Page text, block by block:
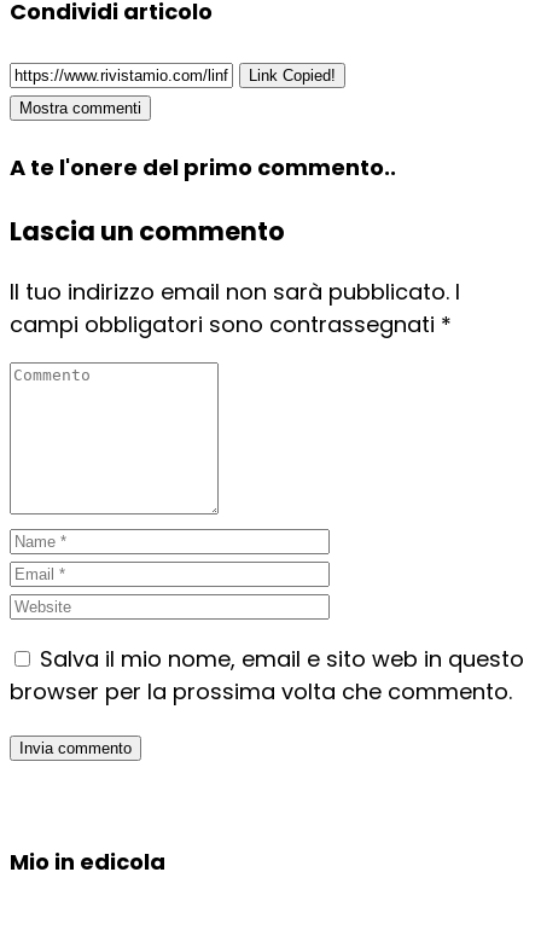
Condividi articolo
Link Copied!
Mostra commenti
A te l'onere del primo commento..
Lascia un commento
Il tuo indirizzo email non sarà pubblicato. I
campi obbligatori sono contrassegnati *
Salva il mio nome, email e sito web in questo
browser per la prossima volta che commento.
Mio in edicola